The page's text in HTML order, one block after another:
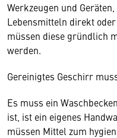
Werkzeugen und
Lebensmitteln direkt
müssen diese gründlich
werden.
Gereinigtes Geschirr
Es muss ein
ist, ist ein eigenes
müssen Mittel zum